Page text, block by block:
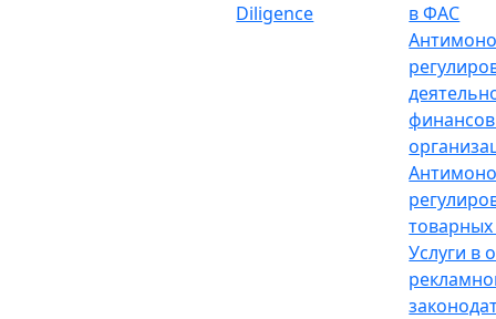
Diligence
в ФАС
Услуги в